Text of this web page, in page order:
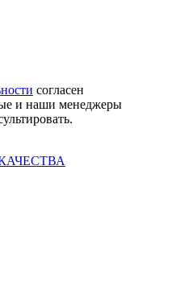
согласен
и наши менеджеры